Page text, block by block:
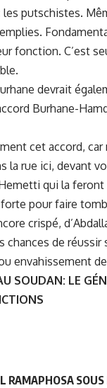
putschistes.
fonction. C’est
devrait
Burhane-
cet accord, car
la rue ici, devant
qui la feront
pour faire
crispé,
chances de
envahissement
SOUDAN: LE
RAMAPHOSA